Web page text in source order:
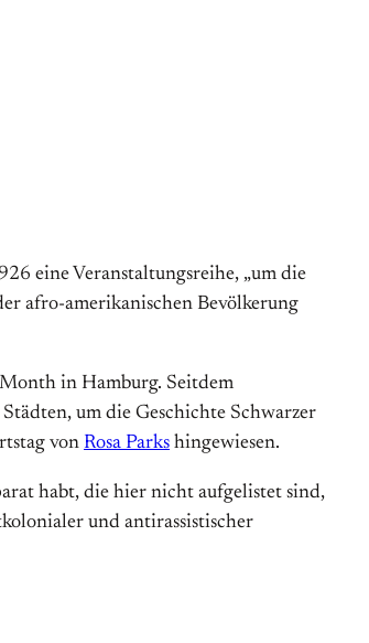
eine Veranstaltungsreihe, „um die
afro-amerikanischen Bevölkerung
in Hamburg. Seitdem
um die Geschichte Schwarzer
von Rosa Parks hingewiesen.
habt, die hier nicht aufgelistet sind,
und antirassistischer